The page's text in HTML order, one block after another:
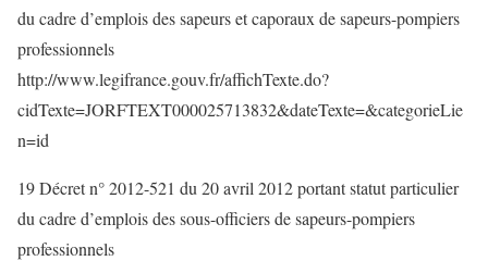
du cadre d’emplois des sapeurs et caporaux de sapeurs-pompiers
professionnels
http://www.legifrance.gouv.fr/affichTexte.do?
cidTexte=JORFTEXT000025713832&dateTexte=&categorieLie
n=id
19 Décret n° 2012-521 du 20 avril 2012 portant statut particulier
du cadre d’emplois des sous-officiers de sapeurs-pompiers
professionnels